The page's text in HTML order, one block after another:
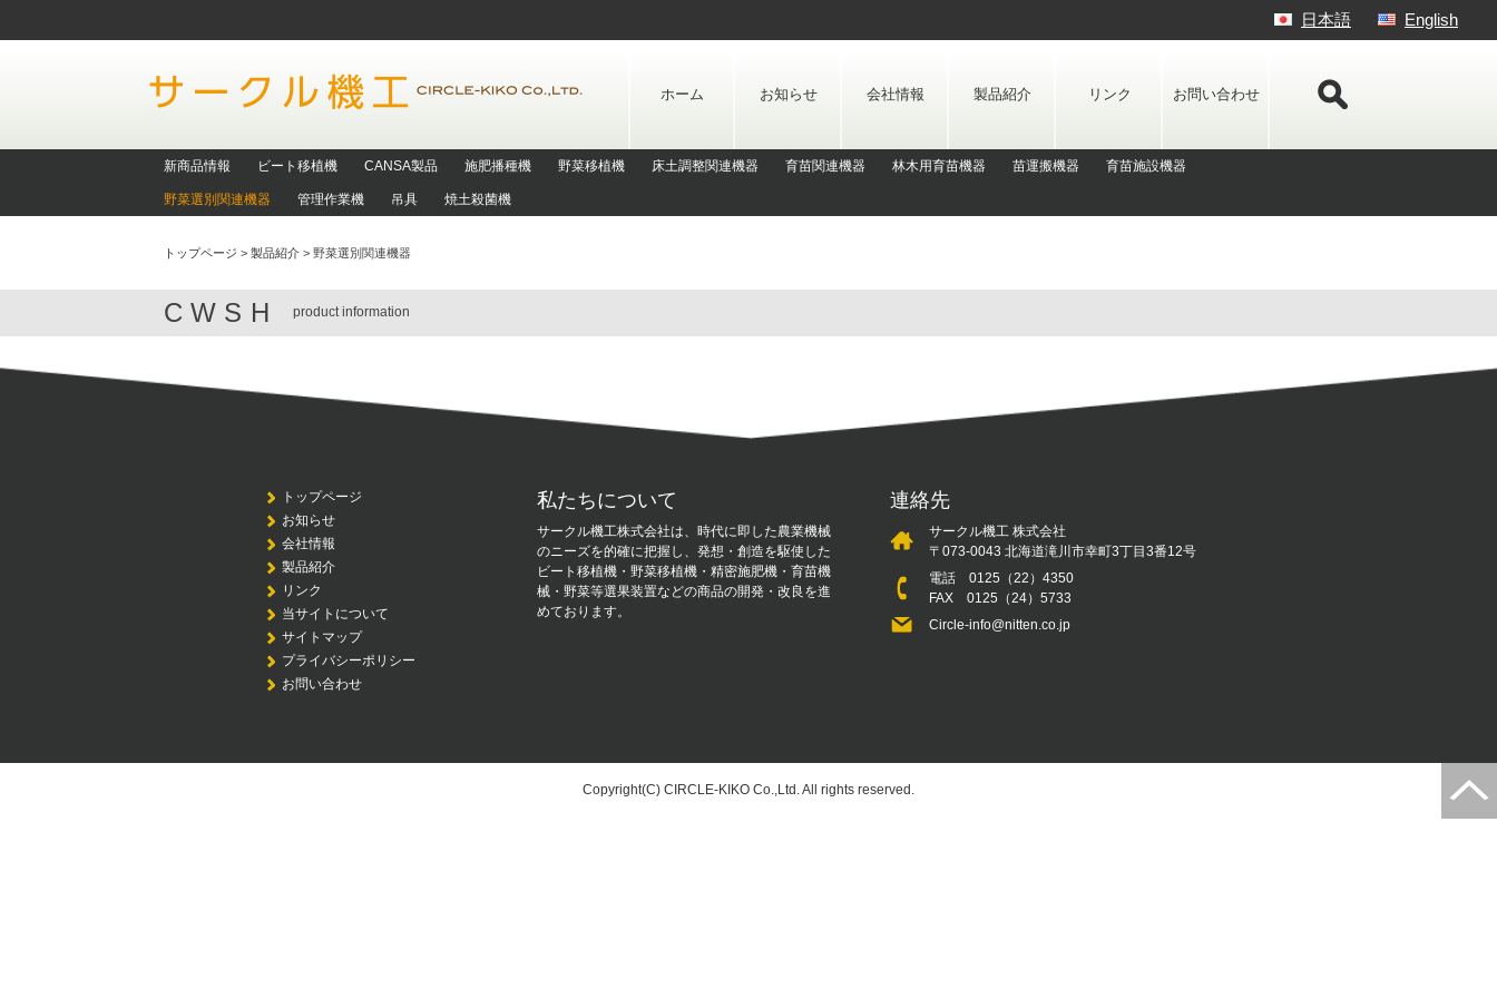
to
English
日本語
ホーム お知らせ 会社情報 製品紹介 リンク お問い合わせ
新商品情報 ビート移植機 CANSA製品 施肥播種機 野菜移植機 床土調整関連機器 育苗関連機器 林木用育苗機器 苗運搬機器 育苗施設機器
野菜選別関連機器 管理作業機 吊具 焼土殺菌機
トップページ > 製品紹介 > 野菜選別関連機器
CWSH product information
私たちについて
サークル機工株式会社は、時代に即した農業機械
のニーズを的確に把握し、発想・創造を駆使した
ビート移植機・野菜移植機・精密施肥機・育苗機
械・野菜等選果装置などの商品の開発・改良を進
めております。
連絡先
サークル機工 株式会社
〒073-0043 北海道滝川市幸町3丁目3番12号
電話0125（22）4350
FAX 0125（24）5733
Circle-info@nitten.co.jp
トップページ
お知らせ
会社情報
製品紹介
リンク
当サイトについて
サイトマップ
プライバシーポリシー
お問い合わせ
Copyright(C) CIRCLE-KIKO Co.,Ltd. All rights reserved.